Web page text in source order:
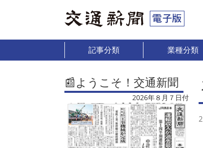
記事分類 業種分類
📰ようこそ！交通新聞
2026年８月７日付